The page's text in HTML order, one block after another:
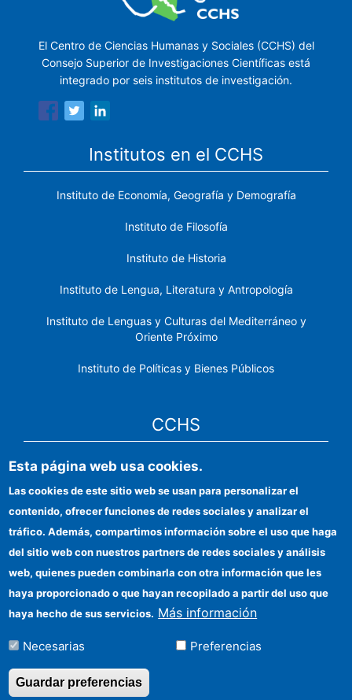
El Centro de Ciencias Humanas y Sociales (CCHS) del
Consejo Superior de Investigaciones Científicas está
integrado por seis institutos de investigación.
Institutos en el CCHS
Instituto de Economía, Geografía y Demografía
Instituto de Filosofía
Instituto de Historia
Instituto de Lengua, Literatura y Antropología
Instituto de Lenguas y Culturas del Mediterráneo y
Oriente Próximo
Instituto de Políticas y Bienes Públicos
CCHS
Sede electrónica CSIC
Identidad institucional
Información para proveedores
Ayudas FEDER
Organismos financiadores
Contacto
Cómo llegar
Esta página web usa cookies.
Las cookies de este sitio web se usan para personalizar el
contenido, ofrecer funciones de redes sociales y analizar el
tráfico. Además, compartimos información sobre el uso que haga
del sitio web con nuestros partners de redes sociales y análisis
web, quienes pueden combinarla con otra información que les
haya proporcionado o que hayan recopilado a partir del uso que
haya hecho de sus servicios. Más información
Necesarias Preferencias
Guardar preferencias